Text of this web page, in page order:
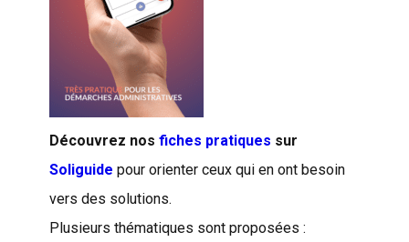
Découvrez nos fiches pratiques sur
Soliguide pour orienter ceux qui en ont besoin
vers des solutions.
Plusieurs thématiques sont proposées :